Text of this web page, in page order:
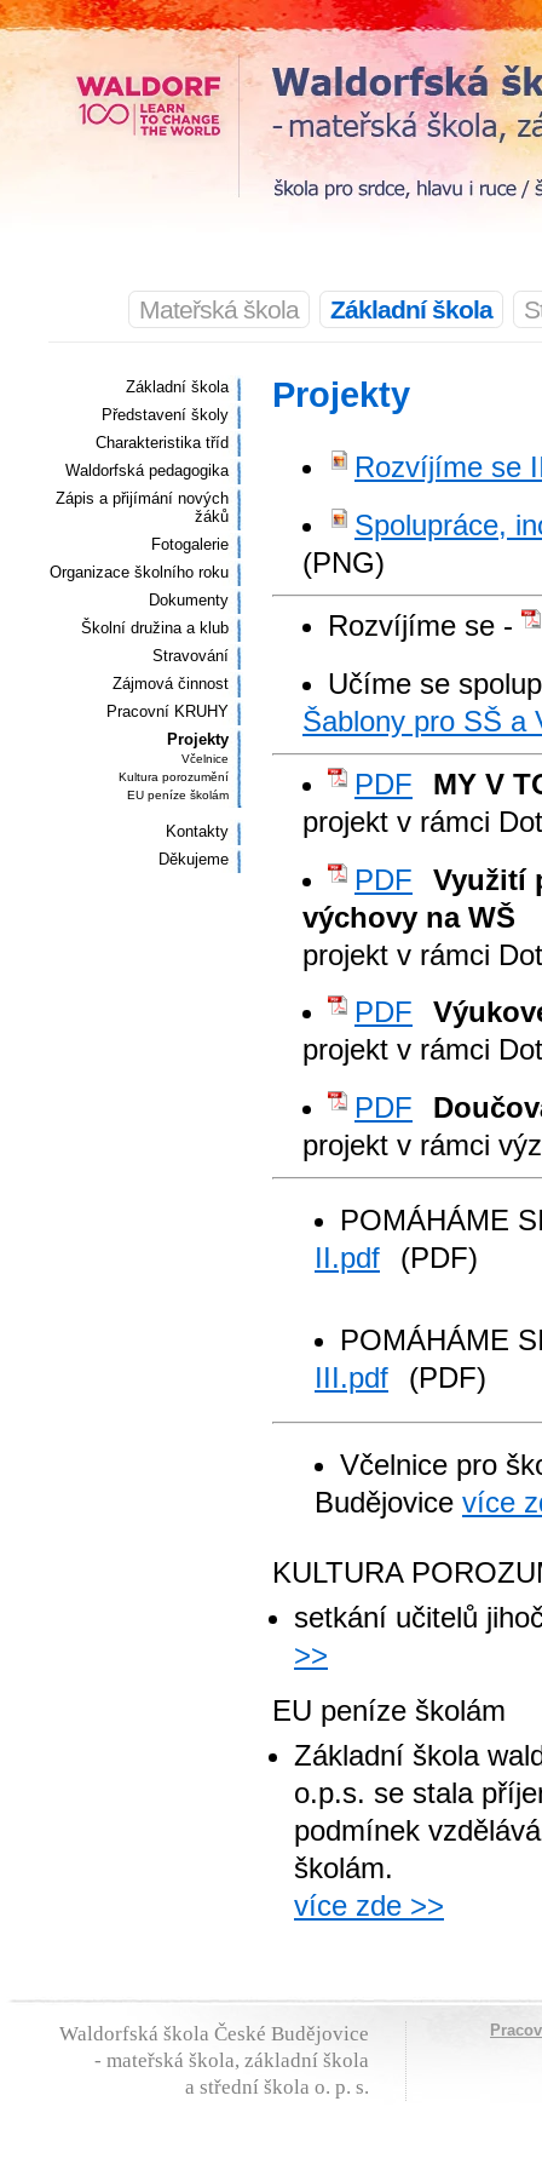
Mateřská škola Základní škola
Základní škola
Představení školy
Charakteristika tříd
Waldorfská pedagogika
Zápis a přijímání nových
žáků
Fotogalerie
Organizace školního roku
Dokumenty
Školní družina a klub
Stravování
Zájmová činnost
Pracovní KRUHY
Projekty
Včelnice
Kultura porozumění
EU peníze školám
Kontakty
Děkujeme
Projekty
Rozvíjíme se
Spolupráce,
(PNG)
Rozvíjíme se -
Učíme se
Šablony pro SŠ a
PDF
MY V
projekt v rámci
PDF
Využití
výchovy na WŠ
projekt v rámci
PDF
projekt v rámci
PDF
projekt v rámci
POMÁHÁME
II.pdf
(PDF)
POMÁHÁME
III.pdf
(PDF)
Včelnice pro
Budějovice více
KULTURA
setkání učitelů
>>
EU peníze školám
Základní škola
o.p.s. se stala
podmínek
školám.
více zde >>
Waldorfská škola České Budějovice
- mateřská škola, základní škola
a střední škola o. p. s.